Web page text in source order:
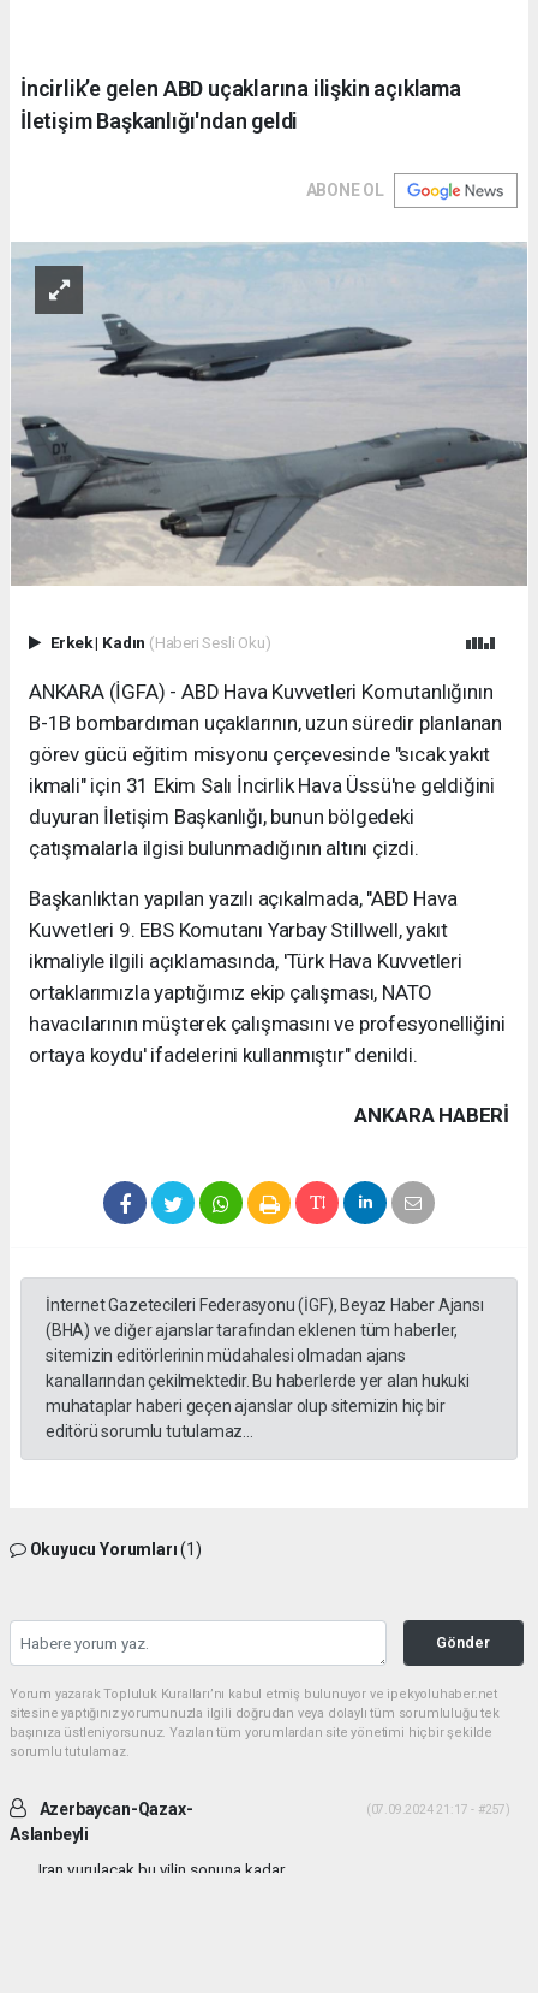
İncirlik’e gelen ABD uçaklarına ilişkin açıklama
İletişim Başkanlığı'ndan geldi
ABONE OL
Erkek| Kadın (Haberi Sesli Oku)
ANKARA (İGFA) - ABD Hava Kuvvetleri Komutanlığının
B-1B bombardıman uçaklarının, uzun süredir planlanan
görev gücü eğitim misyonu çerçevesinde "sıcak yakıt
ikmali" için 31 Ekim Salı İncirlik Hava Üssü'ne geldiğini
duyuran İletişim Başkanlığı, bunun bölgedeki
çatışmalarla ilgisi bulunmadığının altını çizdi.
Başkanlıktan yapılan yazılı açıkalmada, "ABD Hava
Kuvvetleri 9. EBS Komutanı Yarbay Stillwell, yakıt
ikmaliyle ilgili açıklamasında, 'Türk Hava Kuvvetleri
ortaklarımızla yaptığımız ekip çalışması, NATO
havacılarının müşterek çalışmasını ve profesyonelliğini
ortaya koydu' ifadelerini kullanmıştır" denildi.
ANKARA HABERİ
İnternet Gazetecileri Federasyonu (İGF), Beyaz Haber Ajansı
(BHA) ve diğer ajanslar tarafından eklenen tüm haberler,
sitemizin editörlerinin müdahalesi olmadan ajans
kanallarından çekilmektedir. Bu haberlerde yer alan hukuki
muhataplar haberi geçen ajanslar olup sitemizin hiç bir
editörü sorumlu tutulamaz...
Okuyucu Yorumları(1)
Gönder
Yorum yazarak Topluluk Kuralları’nı kabul etmiş bulunuyor ve ipekyoluhaber.net
sitesine yaptığınız yorumunuzla ilgili doğrudan veya dolaylı tüm sorumluluğu tek
başınıza üstleniyorsunuz. Yazılan tüm yorumlardan site yönetimi hiçbir şekilde
sorumlu tutulamaz.
Azerbaycan-Qazax-
Aslanbeyli
(07.09.2024 21:17 - #257)
Iran vurulacak bu yilin sonuna kadar...